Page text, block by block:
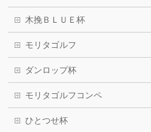
木挽ＢＬＵＥ杯
モリタゴルフ
ダンロップ杯
モリタゴルフコンペ
ひとつせ杯